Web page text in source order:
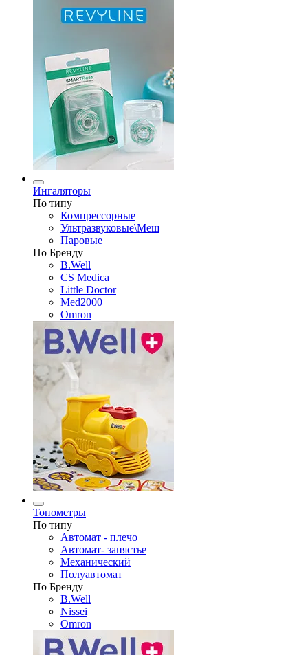
Ингаляторы
По типу
Компрессорные
Ультразвуковые\Меш
Паровые
По Бренду
B.Well
CS Medica
Little Doctor
Med2000
Omron
Тонометры
По типу
Автомат - плечо
Автомат- запястье
Механический
Полуавтомат
По Бренду
B.Well
Nissei
Omron